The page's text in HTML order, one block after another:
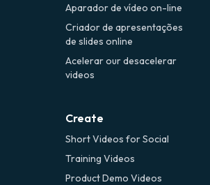
Aparador de vídeo on-line
Criador de apresentações
de slides online
Acelerar our desacelerar
videos
Create
Short Videos for Social
Training Videos
Product Demo Videos